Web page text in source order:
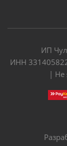
ИП
ИНН
| Не